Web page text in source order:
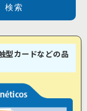
検索
型カードなどの品